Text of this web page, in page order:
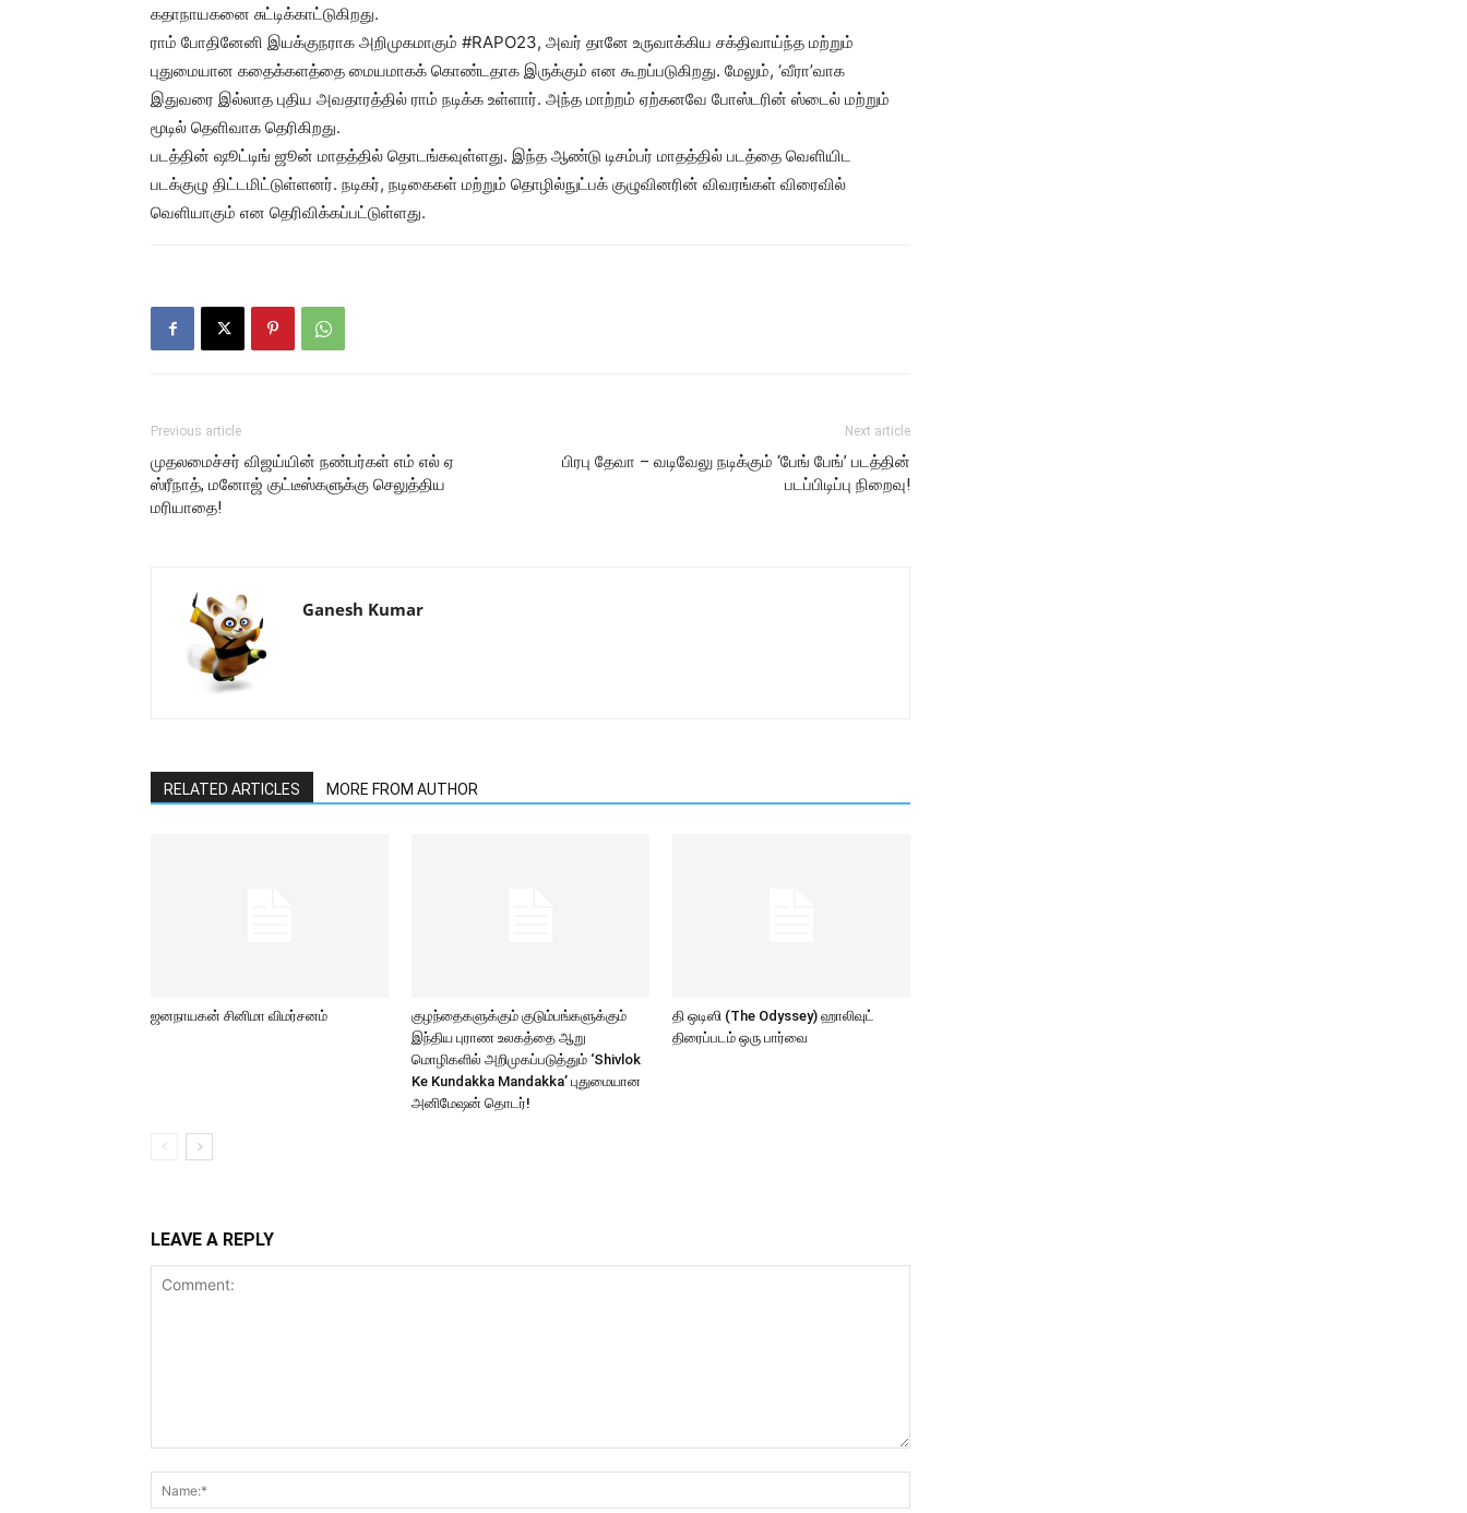
கதாநாயகனை சுட்டிக்காட்டுகிறது.
ராம் போதினேனி இயக்குநராக அறிமுகமாகும் #RAPO23, அவர் தானே உருவாக்கிய சக்திவாய்ந்த மற்றும்
புதுமையான கதைக்களத்தை மையமாகக் கொண்டதாக இருக்கும் என கூறப்படுகிறது. மேலும், ‘வீரா’வாக
இதுவரை இல்லாத புதிய அவதாரத்தில் ராம் நடிக்க உள்ளார். அந்த மாற்றம் ஏற்கனவே போஸ்டரின் ஸ்டைல் மற்றும்
மூடில் தெளிவாக தெரிகிறது.
படத்தின் ஷூட்டிங் ஜூன் மாதத்தில் தொடங்கவுள்ளது. இந்த ஆண்டு டிசம்பர் மாதத்தில் படத்தை வெளியிட
படக்குழு திட்டமிட்டுள்ளனர். நடிகர், நடிகைகள் மற்றும் தொழில்நுட்பக் குழுவினரின் விவரங்கள் விரைவில்
வெளியாகும் என தெரிவிக்கப்பட்டுள்ளது.
Previous article
முதலமைச்சர் விஜய்யின் நண்பர்கள் எம் எல் ஏ
ஸ்ரீநாத், மனோஜ் குட்டீஸ்களுக்கு செலுத்திய
மரியாதை!
Next article
பிரபு தேவா – வடிவேலு நடிக்கும் ‘பேங் பேங்’ படத்தின்
படப்பிடிப்பு நிறைவு!
Ganesh Kumar
RELATED ARTICLES MORE FROM AUTHOR
ஜனநாயகன் சினிமா விமர்சனம்
குழந்தைகளுக்கும் குடும்பங்களுக்கும்
இந்திய புராண உலகத்தை ஆறு
மொழிகளில் அறிமுகப்படுத்தும் ‘Shivlok
Ke Kundakka Mandakka’ புதுமையான
அனிமேஷன் தொடர்!
தி ஒடிஸி (The Odyssey) ஹாலிவுட்
திரைப்படம் ஒரு பார்வை
LEAVE A REPLY